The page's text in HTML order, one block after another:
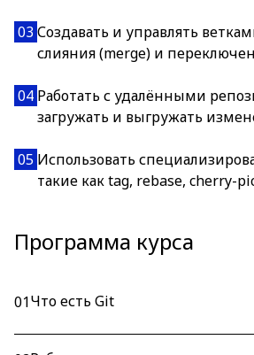
03 Создавать и управлять
слияния (merge) и
04 Работать с удалёнными
загружать и выгружать
05 Использовать
такие как tag, rebase, cherry-
Программа курса
01Что есть Git